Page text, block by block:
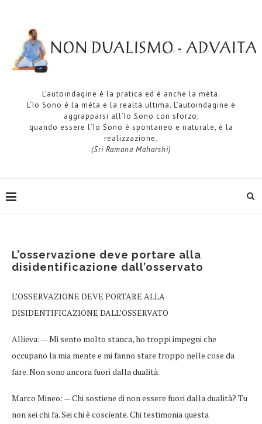
L’autoindagine è la pratica ed è anche la mèta.
L‘Io Sono è la mèta e la realtà ultima. L’autoindagine è
aggrapparsi all‘Io Sono con sforzo;
quando essere l‘Io Sono è spontaneo e naturale, è la
realizzazione.
(Sri Ramana Maharshi)
L’osservazione deve portare alla
disidentificazione dall’osservato
​L’OSSERVAZIONE DEVE PORTARE ALLA
DISIDENTIFICAZIONE DALL’OSSERVATO
Allieva: — Mi sento molto stanca, ho troppi impegni che
occupano la mia mente e mi fanno stare troppo nelle cose da
fare. Non sono ancora fuori dalla dualità.
Marco Mineo: — Chi sostiene di non essere fuori dalla dualità? Tu
non sei chi fa. Sei chi è cosciente. Chi testimonia questa